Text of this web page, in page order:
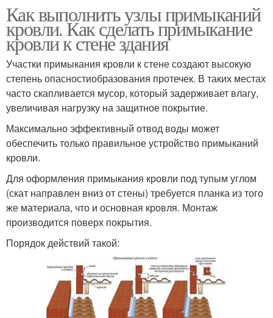
Как выполнить узлы примыканий
кровли. Как сделать примыкание
кровли к стене здания
Участки примыкания кровли к стене создают высокую
степень опасностиобразования протечек. В таких местах
часто скапливается мусор, который задерживает влагу,
увеличивая нагрузку на защитное покрытие.
Максимально эффективный отвод воды может
обеспечить только правильное устройство примыканий
кровли.
Для оформления примыкания кровли под тупым углом
(скат направлен вниз от стены) требуется планка из того
же материала, что и основная кровля. Монтаж
производится поверх покрытия.
Порядок действий такой: